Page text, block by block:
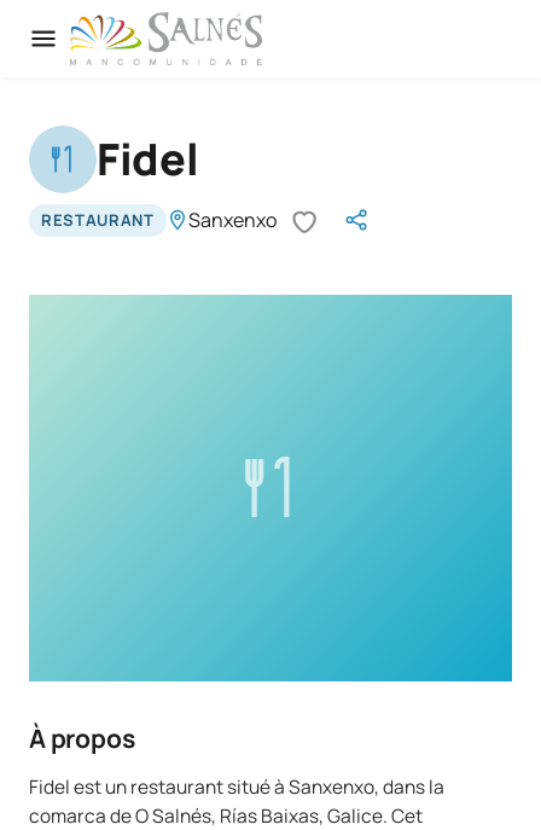
Fidel
RESTAURANT Sanxenxo
À propos
Fidel est un restaurant situé à Sanxenxo, dans la
comarca de O Salnés, Rías Baixas, Galice. Cet